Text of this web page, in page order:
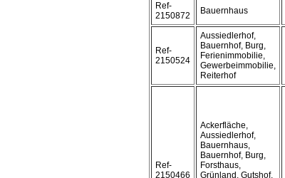
Ref-
2150872
Bauernhaus
Ref-
2150524
Aussiedlerhof,
Bauernhof, Burg,
Ferienimmobilie,
Gewerbeimmobilie,
Reiterhof
Ref-
2150466
Ackerfläche,
Aussiedlerhof,
Bauernhaus,
Bauernhof, Burg,
Forsthaus,
Grünland, Gutshof,